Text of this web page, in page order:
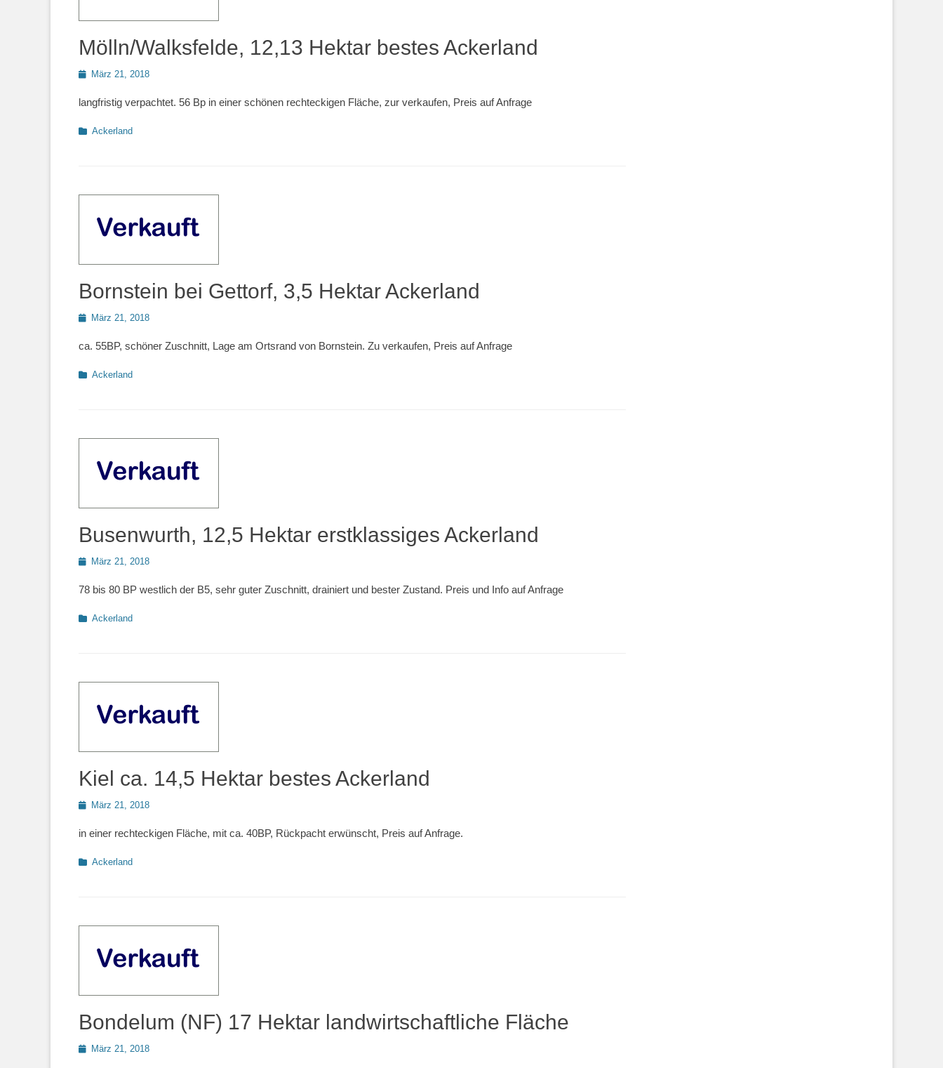
Mölln/Walksfelde, 12,13 Hektar bestes Ackerland
PostedMärz 21, 2018
langfristig verpachtet. 56 Bp in einer schönen rechteckigen Fläche, zur verkaufen, Preis auf Anfrage
Kategorien
Ackerland
Bornstein bei Gettorf, 3,5 Hektar Ackerland
PostedMärz 21, 2018
ca. 55BP, schöner Zuschnitt, Lage am Ortsrand von Bornstein. Zu verkaufen, Preis auf Anfrage
Kategorien
Ackerland
Busenwurth, 12,5 Hektar erstklassiges Ackerland
PostedMärz 21, 2018
78 bis 80 BP westlich der B5, sehr guter Zuschnitt, drainiert und bester Zustand. Preis und Info auf Anfrage
Kategorien
Ackerland
Kiel ca. 14,5 Hektar bestes Ackerland
PostedMärz 21, 2018
in einer rechteckigen Fläche, mit ca. 40BP, Rückpacht erwünscht, Preis auf Anfrage.
Kategorien
Ackerland
Bondelum (NF) 17 Hektar landwirtschaftliche Fläche
PostedMärz 21, 2018